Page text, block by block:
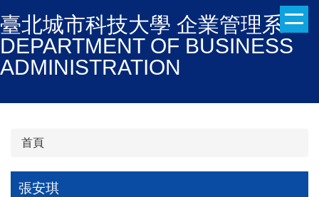
到
主
要
臺北城市科技大學 企業管理系
DEPARTMENT OF BUSINESS
ADMINISTRATION
首頁
張安琪